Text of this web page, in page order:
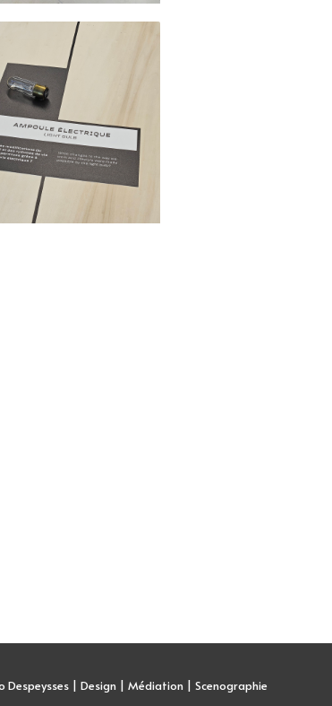
Despeysses | Design | Médiation | Scenographie